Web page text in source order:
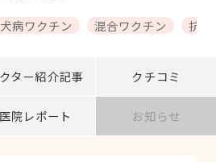
病ワクチン 混合ワクチン 抗
ター紹介記事 クチコミ
医院レポート お知らせ